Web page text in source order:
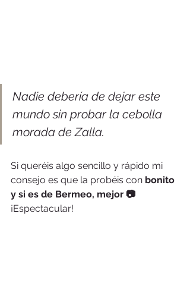
Nadie debería de dejar este
mundo sin probar la cebolla
morada de Zalla.
Si queréis algo sencillo y rápido mi
consejo es que la probéis con bonito
y si es de Bermeo, mejor 📷
¡Espectacular!